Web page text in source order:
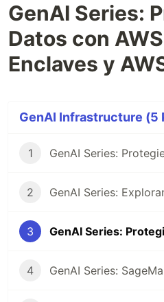
GenAI Series:
Datos con
Enclaves y
GenAI Infrastructure (5
1 GenAI Series:
2 GenAI Series:
3
4 GenAI Series: